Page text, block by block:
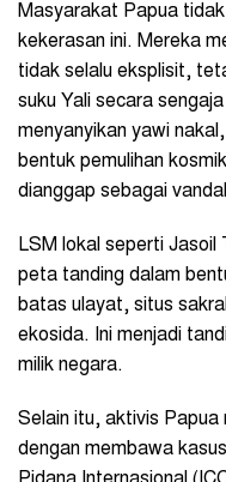
Masyarakat Papua
kekerasan ini. Mereka
tidak selalu eksplisit,
suku Yali secara
menyanyikan yawi
bentuk pemulihan
dianggap sebagai
LSM lokal seperti Jasoil
peta tanding dalam
batas ulayat, situs
ekosida. Ini menjadi
milik negara.
Selain itu, aktivis Papua
dengan membawa